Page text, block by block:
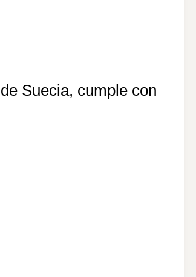
Suecia, cumple con